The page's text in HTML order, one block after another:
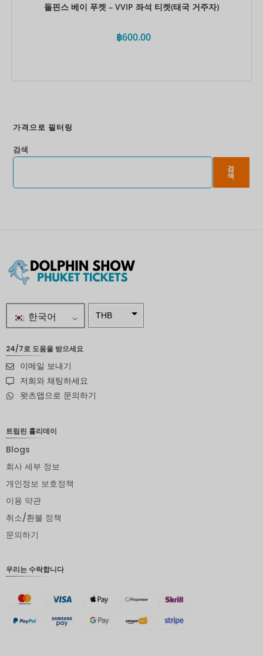
돌핀스 베이 푸켓 – VVIP 좌석 티켓(태국 거주자)
฿600.00
가격으로 필터링
검색
검
색
한국어 THB
24/7로 도움을 받으세요
이메일 보내기
저희와 채팅하세요
왓츠앱으로 문의하기
트립린 홀리데이
Blogs
회사 세부 정보
개인정보 보호정책
이용 약관
취소/환불 정책
문의하기
우리는 수락합니다